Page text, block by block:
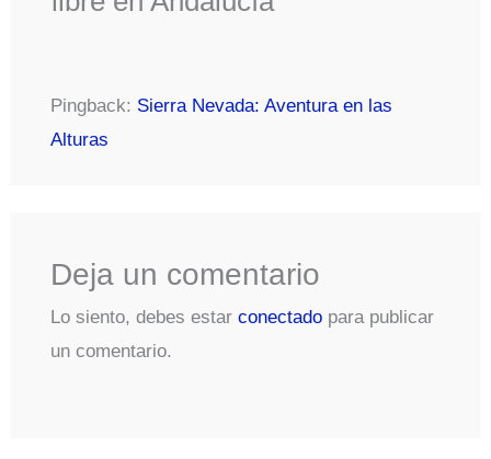
Pingback: Sierra Nevada: Aventura en las
Alturas
Deja un comentario
Lo siento, debes estar conectadopara publicar
un comentario.